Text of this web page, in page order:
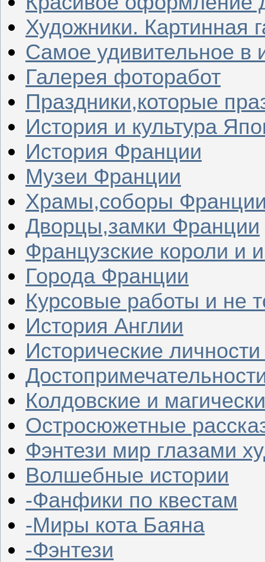
Художники. Картинная
Самое удивительное в
Галерея фоторабот
Праздники,которые
История и культура
История Франции
Музеи Франции
Храмы,соборы
Дворцы,замки Франции
Французские короли и
Города Франции
Курсовые работы и не
История Англии
Исторические
Колдовские и
Остросюжетные
Фэнтези мир глазами
Волшебные истории
-Фанфики по квестам
-Миры кота Баяна
-Фэнтези